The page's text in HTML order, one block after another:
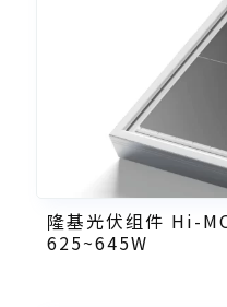
隆基光伏组件 Hi-
625~645W